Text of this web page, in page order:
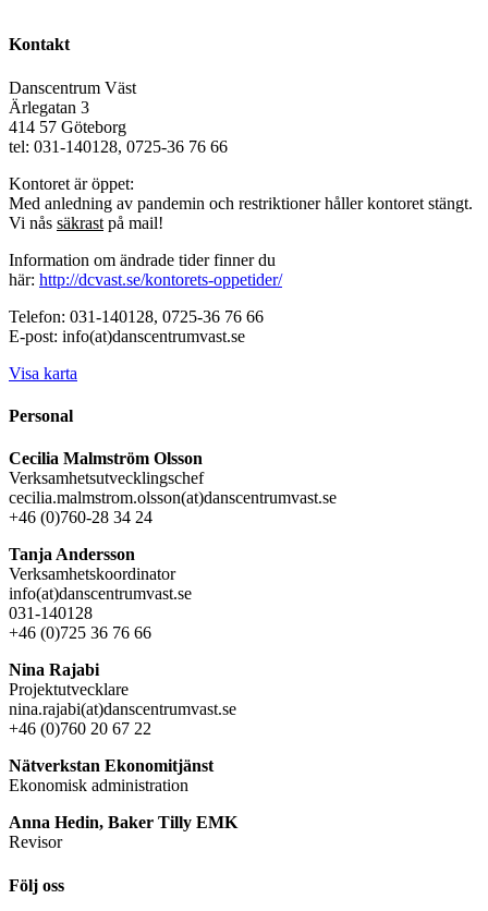
Kontakt
Danscentrum Väst
Ärlegatan 3
414 57 Göteborg
tel: 031-140128, 0725-36 76 66
Kontoret är öppet:
Med anledning av pandemin och restriktioner håller kontoret stängt.
Vi nås säkrast på mail!
Information om ändrade tider finner du
här: http://dcvast.se/kontorets-oppetider/
Telefon: 031-140128, 0725-36 76 66
E-post: info(at)danscentrumvast.se
Visa karta
Personal
Cecilia Malmström Olsson
Verksamhetsutvecklingschef
cecilia.malmstrom.olsson(at)danscentrumvast.se
+46 (0)760-28 34 24
Tanja Andersson
Verksamhetskoordinator
info(at)danscentrumvast.se
031-140128
+46 (0)725 36 76 66
Nina Rajabi
Projektutvecklare
nina.rajabi(at)danscentrumvast.se
+46 (0)760 20 67 22
Nätverkstan Ekonomitjänst
Ekonomisk administration
Anna Hedin, Baker Tilly EMK
Revisor
Följ oss